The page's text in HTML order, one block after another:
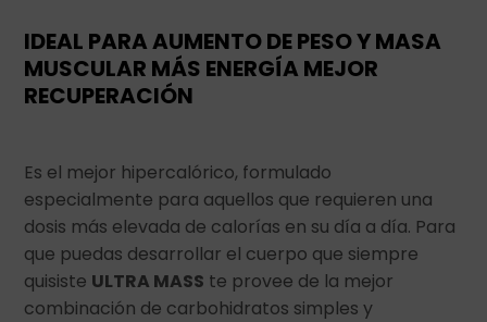
IDEAL PARA AUMENTO DE PESO Y MASA
MUSCULAR MÁS ENERGÍA MEJOR
RECUPERACIÓN
Es el mejor hipercalórico, formulado
especialmente para aquellos que requieren una
dosis más elevada de calorías en su día a día. Para
que puedas desarrollar el cuerpo que siempre
quisiste ULTRA MASS te provee de la mejor
combinación de carbohidratos simples y